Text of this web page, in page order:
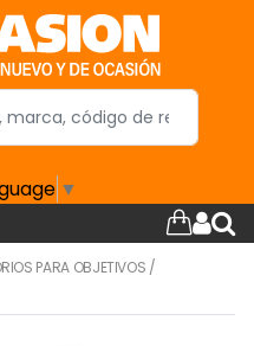
▼
PARA OBJETIVOS /